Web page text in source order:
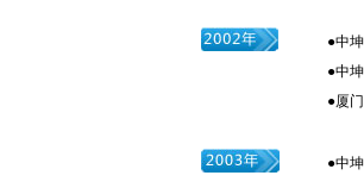
●中
●中
●厦
●中